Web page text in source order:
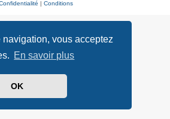
navigation, vous acceptez
En savoir plus
OK
| Conditions